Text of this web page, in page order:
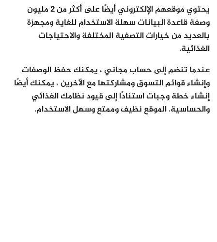
يحتوي موقعهم الإلكتروني أيضًا على أكثر من 2 مليون
وصفة قاعدة البيانات سهلة الاستخدام للغاية ومجهزة
بالعديد من خيارات التصفية المختلفة والاحتياجات
الغذائية.
عندما تنضم إلى حساب مجاني ، يمكنك حفظ الوصفات
وإنشاء قوائم التسوق ومشاركتها مع الآخرين ، يمكنك أيضًا
إنشاء خطة وجبات استنادًا إلى قيود نظامك الغذائي
والحساسية. الموقع نظيف وممتع وسهل الاستخدام.